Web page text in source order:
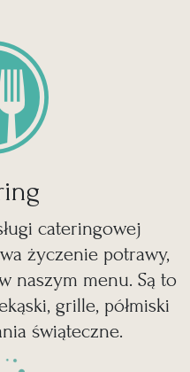
cateringowej
życzenie potrawy,
naszym menu. Są to
grille, półmiski
świąteczne.